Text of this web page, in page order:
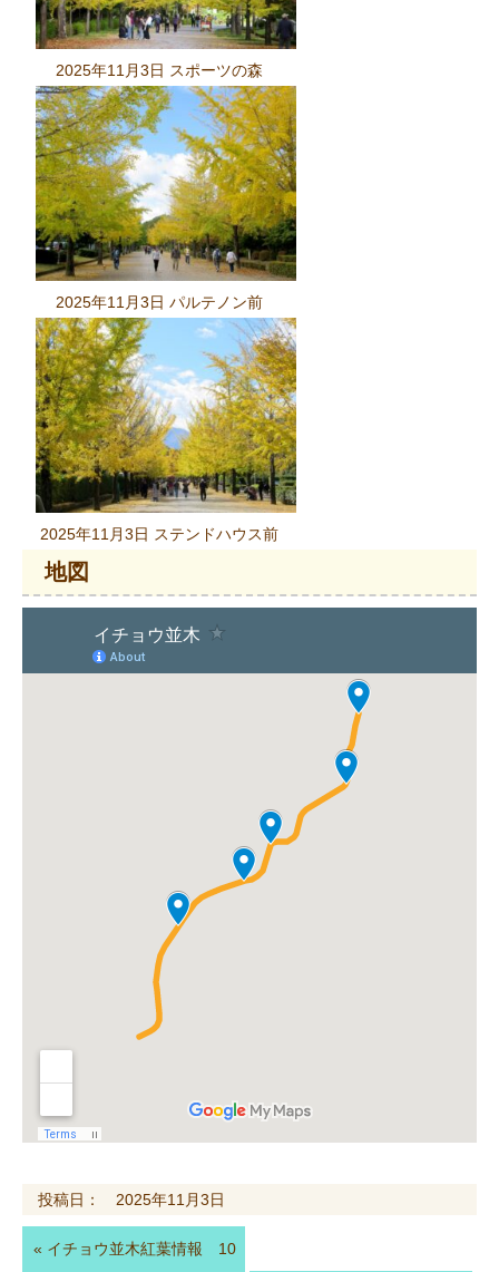
2025年11月3日 スポーツの森
2025年11月3日 パルテノン前
2025年11月3日 ステンドハウス前
地図
投稿日： 2025年11月3日
« イチョウ並木紅葉情報 10